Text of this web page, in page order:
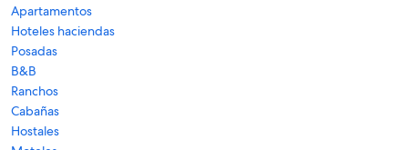
Apartamentos
Hoteles haciendas
Posadas
B&B
Ranchos
Cabañas
Hostales